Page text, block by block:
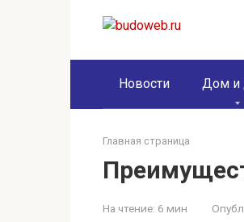
Новости Дом и
Главная страница
На чтение: 6 мин